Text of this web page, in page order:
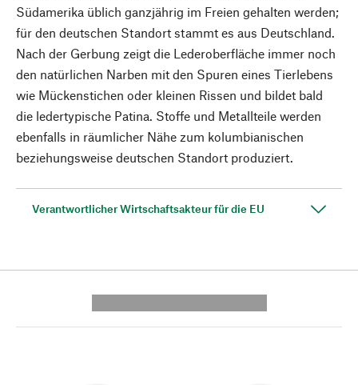
Südamerika üblich ganzjährig im Freien gehalten werden;
für den deutschen Standort stammt es aus Deutschland.
Nach der Gerbung zeigt die Lederoberfläche immer noch
den natürlichen Narben mit den Spuren eines Tierlebens
wie Mückenstichen oder kleinen Rissen und bildet bald
die ledertypische Patina. Stoffe und Metallteile werden
ebenfalls in räumlicher Nähe zum kolumbianischen
beziehungsweise deutschen Standort produziert.
Verantwortlicher Wirtschaftsakteur für die EU